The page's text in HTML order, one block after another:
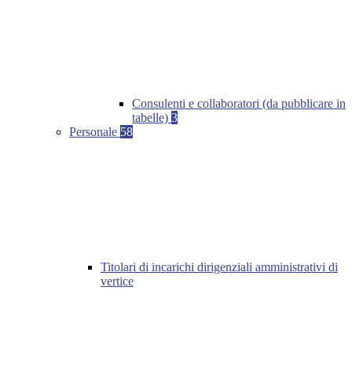
Consulenti e collaboratori (da pubblicare in
tabelle) 3
Personale 58
Titolari di incarichi dirigenziali amministrativi di
vertice